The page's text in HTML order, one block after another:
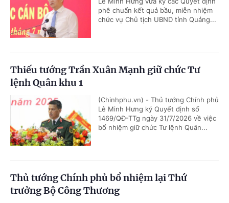
phê chuẩn kết quả bầu, miễn nhiệm
chức vụ Chủ tịch UBND tỉnh Quảng...
Thiếu tướng Trần Xuân Mạnh giữ chức Tư
lệnh Quân khu 1
(Chinhphu.vn) - Thủ tướng Chính phủ
Lê Minh Hưng ký Quyết định số
1469/QĐ-TTg ngày 31/7/2026 về việc
bổ nhiệm giữ chức Tư lệnh Quân...
Thủ tướng Chính phủ bổ nhiệm lại Thứ
trưởng Bộ Công Thương